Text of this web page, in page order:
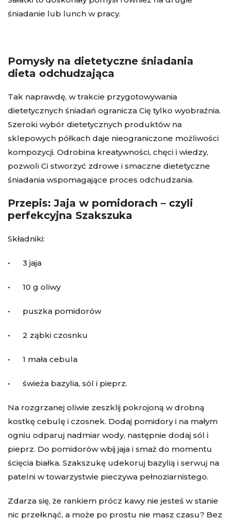
śniadanie lub lunch w pracy.
Pomysły na dietetyczne śniadania
dieta odchudzająca
Tak naprawdę, w trakcie przygotowywania
dietetycznych śniadań ogranicza Cię tylko wyobraźnia.
Szeroki wybór dietetycznych produktów na
sklepowych półkach daje nieograniczone możliwości
kompozycji. Odrobina kreatywności, chęci i wiedzy,
pozwoli Ci stworzyć zdrowe i smaczne dietetyczne
śniadania wspomagające proces odchudzania.
Przepis: Jaja w pomidorach – czyli
perfekcyjna Szakszuka
Składniki:
• 3 jaja
• 10 g oliwy
• puszka pomidorów
• 2 ząbki czosnku
• 1 mała cebula
• świeża bazylia, sól i pieprz.
Na rozgrzanej oliwie zeszklij pokrojoną w drobną
kostkę cebulę i czosnek. Dodaj pomidory i na małym
ogniu odparuj nadmiar wody, następnie dodaj sól i
pieprz. Do pomidorów wbij jaja i smaż do momentu
ścięcia białka. Szakszukę udekoruj bazylią i serwuj na
patelni w towarzystwie pieczywa pełnoziarnistego.
Zdarza się, że rankiem prócz kawy nie jesteś w stanie
nic przełknąć, a może po prostu nie masz czasu? Bez